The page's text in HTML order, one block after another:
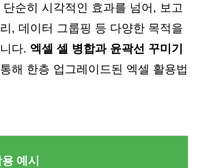
순히 시각적인 효과를 넘어, 보고
, 데이터 그룹핑 등 다양한 목적을
다. 엑셀 셀 병합과 윤곽선 꾸미기
해 한층 업그레이드된 엑셀 활용법
예시